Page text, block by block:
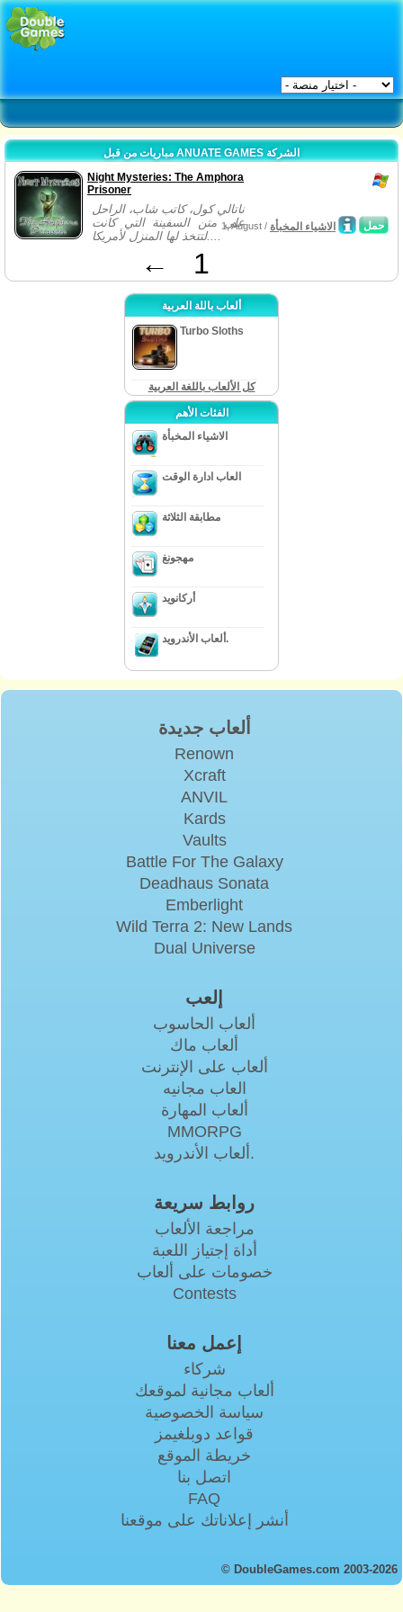
مباريات من قبل ANUATE GAMES الشركة
Night Mysteries: The Amphora
Prisoner
ناتالي كول، كاتب شاب، الراحل
على متن السفينة التي كانت
لتتخذ لها المنزل لأمريكا....
حمل 1, August / الاشياء المخبأة
← 1
ألعاب باللة العربية
Turbo Sloths
كل الألعاب باللغة العربية
الفئات الأهم
الاشياء المخبأة
العاب ادارة الوقت
مطابقة الثلاثة
مهجونغ
أركانويد
ألعاب الأندرويد.
ألعاب جديدة
Renown
Xcraft
ANVIL
Kards
Vaults
Battle For The Galaxy
Deadhaus Sonata
Emberlight
Wild Terra 2: New Lands
Dual Universe
إلعب
ألعاب الحاسوب
ألعاب ماك
ألعاب على الإنترنت
العاب مجانيه
ألعاب المهارة
MMORPG
ألعاب الأندرويد.
روابط سريعة
مراجعة الألعاب
أداة إجتياز اللعبة
خصومات على ألعاب
Contests
إعمل معنا
شركاء
ألعاب مجانية لموقعك
سياسة الخصوصية
قواعد دوبلغيمز
خريطة الموقع
اتصل بنا
FAQ
أنشر إعلاناتك على موقعنا
© DoubleGames.com 2003-2026